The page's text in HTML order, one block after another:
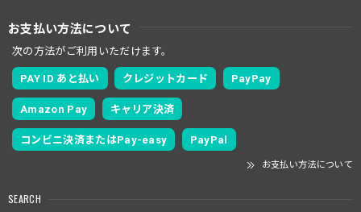
お支払い方法について
次の方法がご利用いただけます。
PAY ID あと払い クレジットカード PayPay
Amazon Pay キャリア決済
コンビニ決済またはPay-easy PayPal
お支払い方法について
SEARCH